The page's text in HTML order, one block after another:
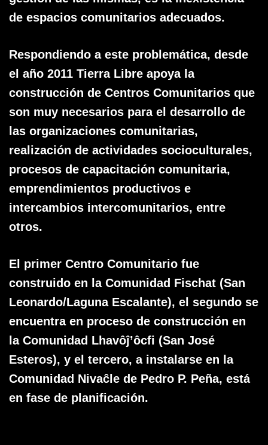
de espacios comunitarios adecuados.
Respondiendo a este problemática, desde
el año 2011 Tierra Libre apoya la
construcción de Centros Comunitarios que
son muy necesarios para el desarrollo de
las organizaciones comunitarias,
realización de actividades socioculturales,
procesos de capacitación comunitaria,
emprendimientos productivos e
intercambios intercomunitarios, entre
otros.
El primer Centro Comunitario fue
construido en la Comunidad Fischat (San
Leonardo/Laguna Escalante), el segundo se
encuentra en proceso de construcción en
la Comunidad Lhavôĵ’ôcfi (San José
Esteros), y el tercero, a instalarse en la
Comunidad Nivaĉle de Pedro P. Peña, está
en fase de planificación.